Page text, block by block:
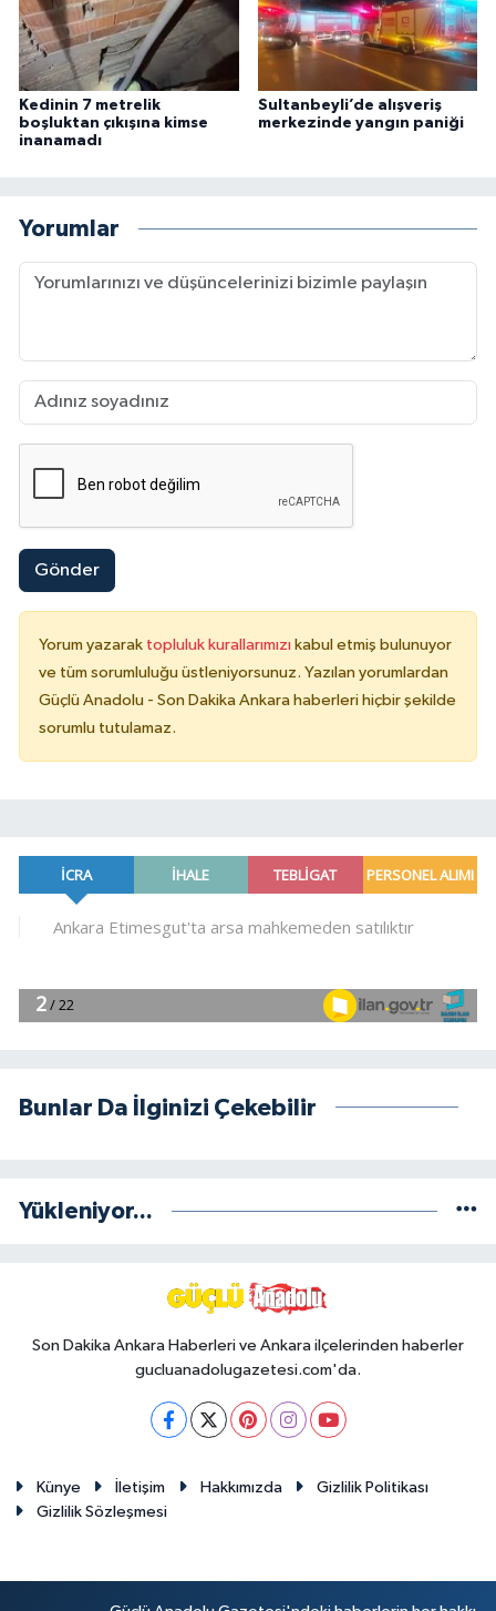
Kedinin 7 metrelik
boşluktan çıkışına kimse
inanamadı
Sultanbeyli’de alışveriş
merkezinde yangın paniği
Yorumlar
Gönder
Yorum yazarak topluluk kurallarımızı kabul etmiş bulunuyor
ve tüm sorumluluğu üstleniyorsunuz. Yazılan yorumlardan
Güçlü Anadolu - Son Dakika Ankara haberleri hiçbir şekilde
sorumlu tutulamaz.
Bunlar Da İlginizi Çekebilir
Yükleniyor...
Son Dakika Ankara Haberleri ve Ankara ilçelerinden haberler
gucluanadolugazetesi.com'da.
Künye İletişim Hakkımızda
Gizlilik Politikası
Gizlilik Sözleşmesi